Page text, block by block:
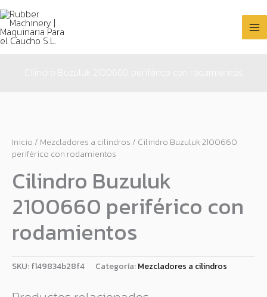
al
contenido
Inicio / Mezcladores a cilindros / Cilindro Buzuluk 2100660
periférico con rodamientos
Cilindro Buzuluk
2100660 periférico con
rodamientos
SKU:f149834b28f4 Categoría:Mezcladores a cilindros